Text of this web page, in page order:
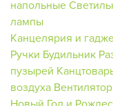
напольные
лампы
Канцелярия и
Ручки Будильник
пузырей
воздуха